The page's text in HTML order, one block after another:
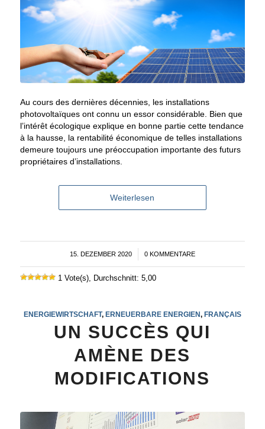
Au cours des dernières décennies, les installations
photovoltaïques ont connu un essor considérable. Bien que
l’intérêt écologique explique en bonne partie cette tendance
à la hausse, la rentabilité économique de telles installations
demeure toujours une préoccupation importante des futurs
propriétaires d’installations.
Weiterlesen
15. DEZEMBER 2020
/ 0 KOMMENTARE
1 Vote(s), Durchschnitt: 5,00
ENERGIEWIRTSCHAFT, ERNEUERBARE ENERGIEN, FRANÇAIS
UN SUCCÈS QUI
AMÈNE DES
MODIFICATIONS